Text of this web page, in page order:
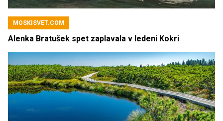
MOSKISVET.COM
Alenka Bratušek spet zaplavala v ledeni Kokri